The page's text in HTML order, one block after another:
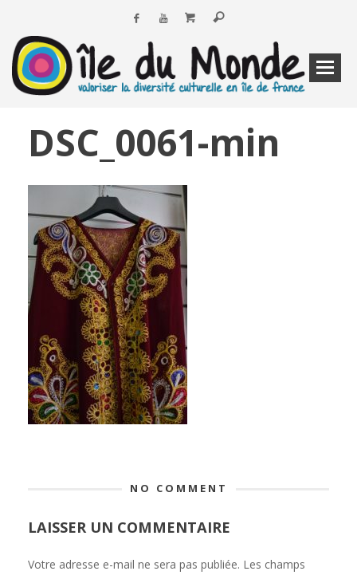
DSC_0061-min
NO COMMENT
LAISSER UN COMMENTAIRE
Votre adresse e-mail ne sera pas publiée. Les champs